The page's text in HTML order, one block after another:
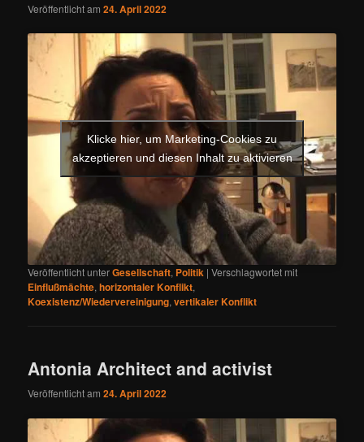
Veröffentlicht am24. April 2022
Klicke hier, um Marketing-Cookies zu
akzeptieren und diesen Inhalt zu aktivieren
Veröffentlicht unterGesellschaft, Politik |Verschlagwortet mit
Einflußmächte,horizontaler Konflikt,
Koexistenz/Wiedervereinigung,vertikaler Konflikt
Antonia Architect and activist
Veröffentlicht am24. April 2022